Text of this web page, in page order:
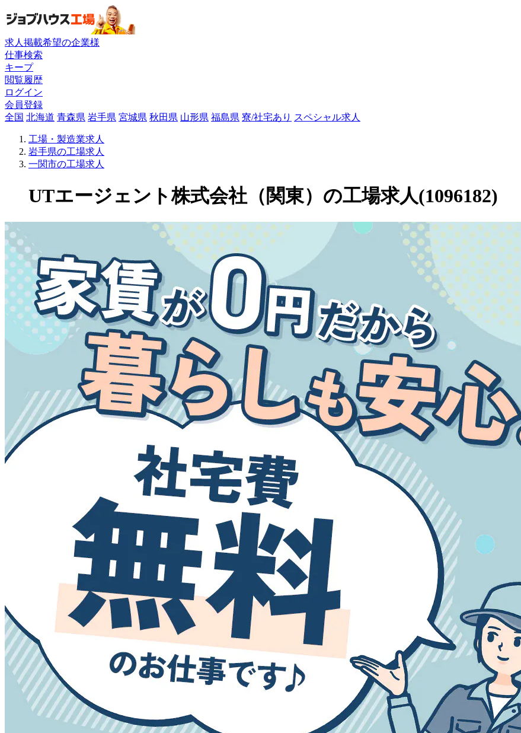
求人掲載希望の企業様
仕事検索
キープ
閲覧履歴
ログイン
会員登録
全国 北海道 青森県 岩手県 宮城県 秋田県 山形県 福島県 寮/社宅あり スペシャル求人
工場・製造業求人
岩手県の工場求人
一関市の工場求人
UTエージェント株式会社（関東）の工場求人(1096182)